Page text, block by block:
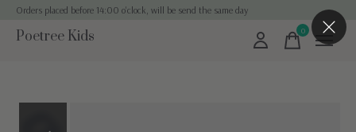
Orders placed before 14:00 o'clock, will be send the same day
Poetree Kids 0items